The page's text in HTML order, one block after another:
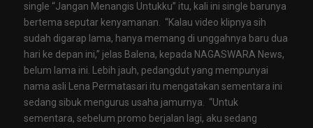
single “Jangan Menangis Untukku” itu, kali ini single barunya
bertema seputar kenyamanan. “Kalau video klipnya sih
sudah digarap lama, hanya memang di unggahnya baru dua
hari ke depan ini,” jelas Balena, kepada NAGASWARA News,
belum lama ini. Lebih jauh, pedangdut yang mempunyai
nama asli Lena Permatasari itu mengatakan sementara ini
sedang sibuk mengurus usaha jamurnya. “Untuk
sementara, sebelum promo berjalan lagi, aku sedang